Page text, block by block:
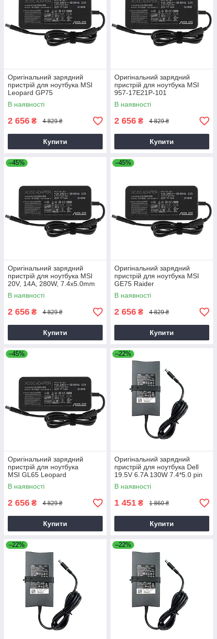
Оригінальний зарядний
пристрій для ноутбука MSI
Leopard GP75
В наявності
2 656 ₴ 4 829 ₴
Купити
Оригінальний зарядний
пристрій для ноутбука MSI
957-17E21P-101
В наявності
2 656 ₴ 4 829 ₴
Купити
–45%
Оригінальний зарядний
пристрій для ноутбука MSI
20V, 14A, 280W, 7.4x5.0mm
В наявності
2 656 ₴ 4 829 ₴
Купити
–45%
Оригінальний зарядний
пристрій для ноутбука MSI
GE75 Raider
В наявності
2 656 ₴ 4 829 ₴
Купити
–45%
Оригінальний зарядний
пристрій для ноутбука
MSI GL65 Leopard
В наявності
2 656 ₴ 4 829 ₴
Купити
–22%
Оригінальний зарядний
пристрій для ноутбука Dell
19.5V 6.7A 130W 7.4*5.0 pin
Slim (PA-4E)
В наявності
1 451 ₴ 1 860 ₴
Купити
–22% –22%